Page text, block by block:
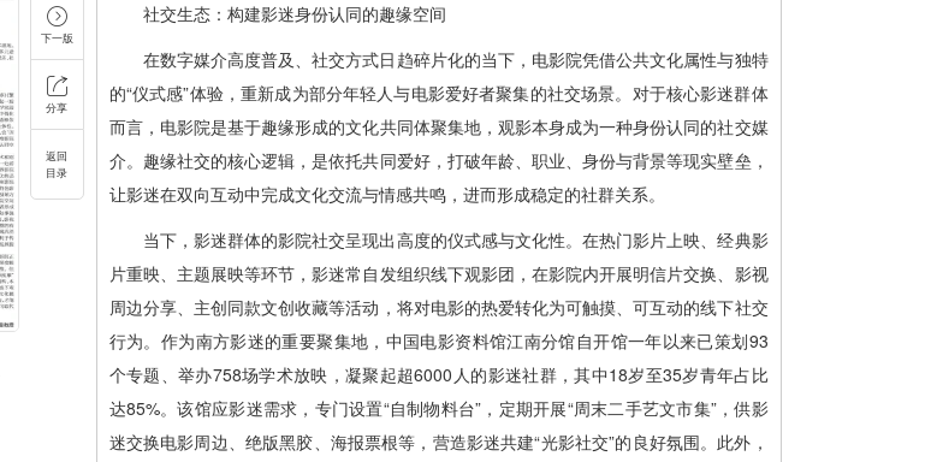
社交生态：构建影迷身份认同的趣缘空间
在数字媒介高度普及、社交方式日趋碎片化的当下，电影院凭借公共文化属性与独特
的“仪式感”体验，重新成为部分年轻人与电影爱好者聚集的社交场景。对于核心影迷群体
而言，电影院是基于趣缘形成的文化共同体聚集地，观影本身成为一种身份认同的社交媒
介。趣缘社交的核心逻辑，是依托共同爱好，打破年龄、职业、身份与背景等现实壁垒，
让影迷在双向互动中完成文化交流与情感共鸣，进而形成稳定的社群关系。
当下，影迷群体的影院社交呈现出高度的仪式感与文化性。在热门影片上映、经典影
片重映、主题展映等环节，影迷常自发组织线下观影团，在影院内开展明信片交换、影视
周边分享、主创同款文创收藏等活动，将对电影的热爱转化为可触摸、可互动的线下社交
行为。作为南方影迷的重要聚集地，中国电影资料馆江南分馆自开馆一年以来已策划93
个专题、举办758场学术放映，凝聚起超6000人的影迷社群，其中18岁至35岁青年占比
达85%。该馆应影迷需求，专门设置“自制物料台”，定期开展“周末二手艺文市集”，供影
迷交换电影周边、绝版黑胶、海报票根等，营造影迷共建“光影社交”的良好氛围。此外，
下一版
分享
返回
目录